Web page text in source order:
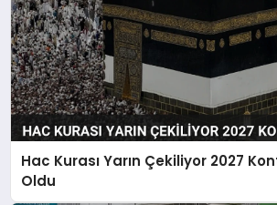
Hac Kurası Yarın Çekiliyor 2027
Oldu